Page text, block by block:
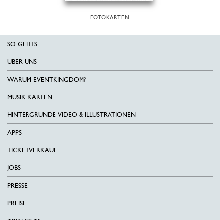
FOTOKARTEN
SO GEHTS
ÜBER UNS
WARUM EVENTKINGDOM?
MUSIK-KARTEN
HINTERGRÜNDE VIDEO & ILLUSTRATIONEN
APPS
TICKETVERKAUF
JOBS
PRESSE
PREISE